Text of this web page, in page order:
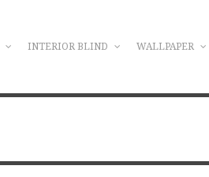
INTERIOR BLIND WALLPAPER